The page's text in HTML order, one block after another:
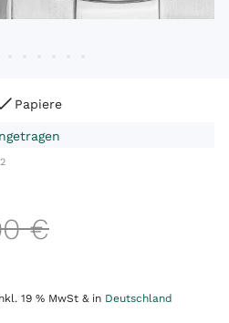
Papiere
€
19 % MwSt & in Deutschland